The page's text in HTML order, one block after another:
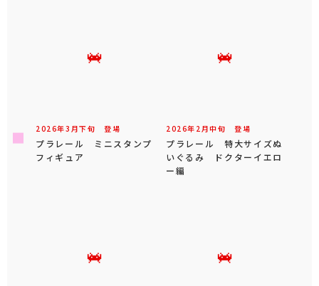
2026年3 月下旬 登場
プラレール ミニスタンプ
フィギュア
2026年 2 月中旬 登場
プラレール 特大サイズぬ
いぐるみ ドクターイエロ
ー編